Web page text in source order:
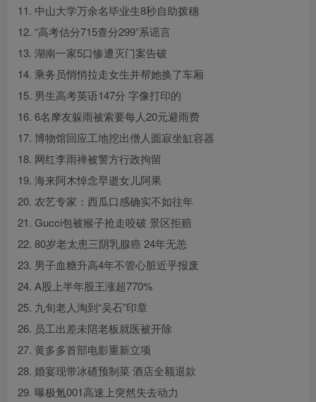
11. 中山大学万余名毕业生8秒自助拨穗
12. “高考估分715查分299”系谣言
13. 湖南一家5口惨遭灭门案告破
14. 乘务员悄悄拉走女生并帮她换了车厢
15. 男生高考英语147分 字像打印的
16. 6名摩友躲雨被索要每人20元避雨费
17. 博物馆回应工地挖出僧人圆寂坐缸容器
18. 网红李雨禅被警方行政拘留
19. 海来阿木悼念早逝女儿阿果
20. 农艺专家：西瓜口感确实不如往年
21. Gucci包被猴子抢走咬破 景区拒赔
22. 80岁老太患三阴乳腺癌 24年无恙
23. 男子血糖升高4年不管心脏近乎报废
24. A股上半年股王涨超770%
25. 九旬老人淘到“吴石”印章
26. 员工出差未陪老板就医被开除
27. 黄多多首部电影重新立项
28. 婚宴现带冰碴预制菜 酒店全额退款
29. 曝极氪001高速上突然失去动力